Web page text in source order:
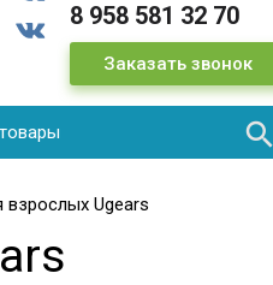
8 958 581 32 70
Заказать звонок

Ugears